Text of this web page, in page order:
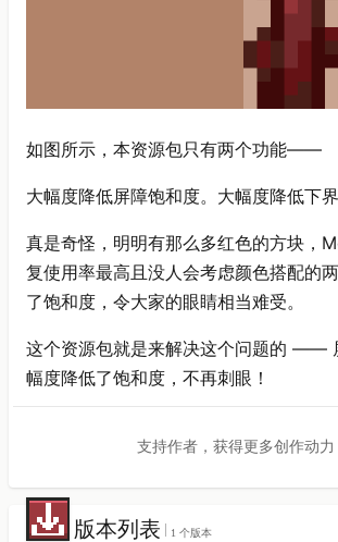
如图所示，本资源包只有两个功能——
大幅度降低屏障饱和度。大幅度降低下界
真是奇怪，明明有那么多红色的方块，
复使用率最高且没人会考虑颜色搭配的
了饱和度，令大家的眼睛相当难受。
这个资源包就是来解决这个问题的 ——
幅度降低了饱和度，不再刺眼！
支持作者，获得更多创作动力
版本列表 1 个版本